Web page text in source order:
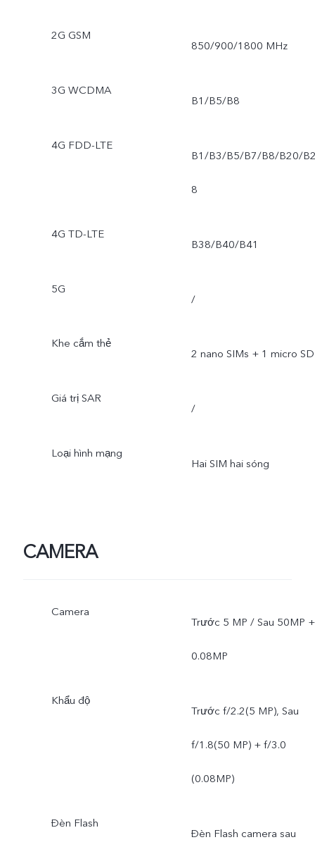
2G GSM
850/900/1800 MHz
3G WCDMA
B1/B5/B8
4G FDD-LTE
B1/B3/B5/B7/B8/B20/
8
4G TD-LTE
B38/B40/B41
5G
/
Khe cắm thẻ
2 nano SIMs + 1 micro SD
Giá trị SAR
/
Loại hình mạng
Hai SIM hai sóng
CAMERA
Camera
Trước 5 MP / Sau 50MP +
0.08MP
Khẩu độ
Trước f/2.2(5 MP), Sau
f/1.8(50 MP) + f/3.0
(0.08MP)
Đèn Flash
Đèn Flash camera sau